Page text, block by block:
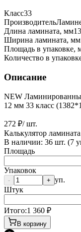
Класс33
Производитель
Длина ламината, мм
Ширина ламината, мм
Площадь в упаковке,
Количество в
Описание
NEW
12 мм 33 класс
272 ₽/ шт.
Калькулятор ламината
В наличии: 36 шт. (7
Площадь
Упаковок
- + уп.
Штук
Итого:1 360 ₽
В корзину